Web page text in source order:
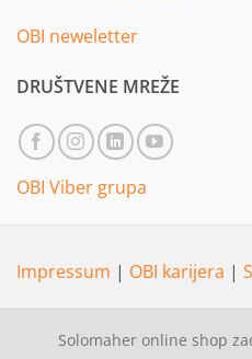
OBI neweletter
DRUŠTVENE MREŽE
OBI Viber grupa
Impressum | OBI karijera |
Solomaher online shop